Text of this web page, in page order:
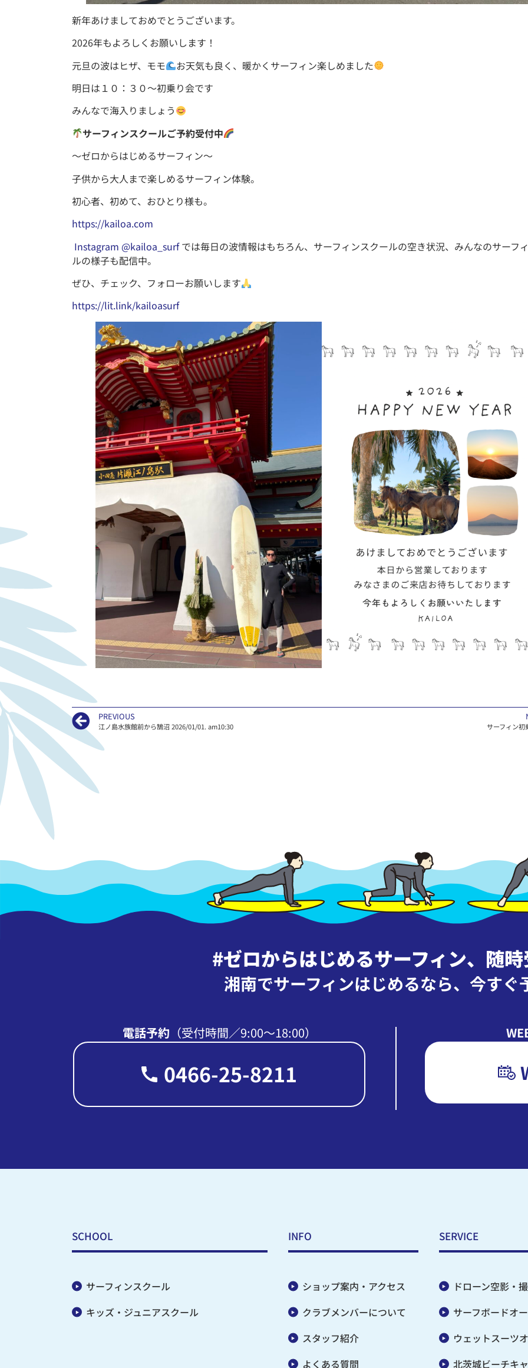
新年あけましておめでとうございます。
2026年もよろしくお願いします！
元旦の波はヒザ、モモ
お天気も良く、暖かくサーフィン楽しめました
明日は１０：３０〜初乗り会です
みんなで海入りましょう
サーフィンスクールご予約受付中
〜ゼロからはじめるサーフィン〜
子供から大人まで楽しめるサーフィン体験。
初心者、初めて、おひとり様も。
https://kailoa.com
Instagram @kailoa_surfでは毎日の波情報はもちろん、サーフィンスクールの空き状況、みんなのサーフ
ルの様子も配信中。
ぜひ、チェック、フォローお願いします
https://lit.link/kailoasurf
PREVIOUS
江ノ島水族館前から鵠沼 2026/01/01. am10:30 サーフィン初
#ゼロからはじめるサーフィン、 随
湘南でサーフィンはじめるなら、 今すぐ
電話予約 （受付時間∕9:00〜18:00）
0466-25-8211
SCHOOL
サーフィンスクール
キッズ・ジュニアスクール
INFO
ショップ案内・アクセス
クラブメンバーについて
スタッフ紹介
よくある質問
SERVICE
ドローン空影・
サーフボードオ
ウェットスーツ
北茨城ビーチキ